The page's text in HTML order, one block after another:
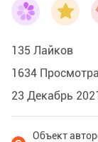
135 Лайков
1634 Просмотра
23 Декабрь
Объект